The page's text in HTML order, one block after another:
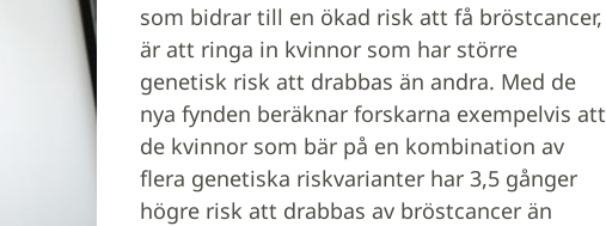
som bidrar till en ökad risk att få bröstcancer,
är att ringa in kvinnor som har större
genetisk risk att drabbas än andra. Med de
nya fynden beräknar forskarna exempelvis att
de kvinnor som bär på en kombination av
flera genetiska riskvarianter har 3,5 gånger
högre risk att drabbas av bröstcancer än